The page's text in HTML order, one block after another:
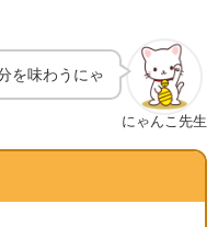
にゃんこ先生
を味わうにゃ